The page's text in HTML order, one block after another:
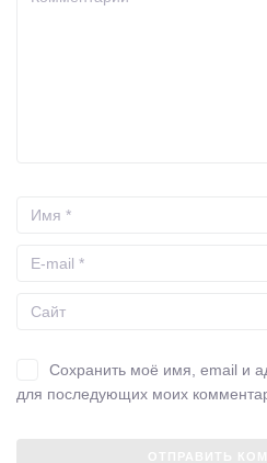
Сохранить моё имя, email и
для последующих моих